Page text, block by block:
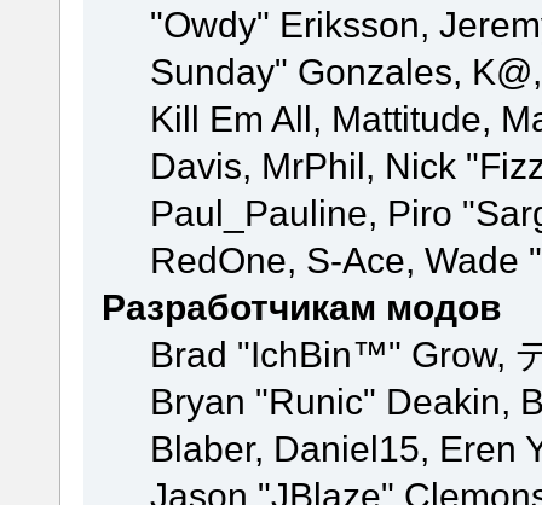
"Owdy" Eriksson,
Sunday" Gonzales,
Kill Em All, Mattitude,
Davis, MrPhil, Nick
Paul_Pauline, Piro
RedOne, S-Ace,
Разработчикам модов
Brad "IchBin™" Grow,
Bryan "Runic" Deakin,
Blaber, Daniel15, Eren
Jason "JBlaze"